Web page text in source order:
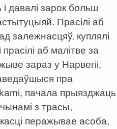
давалі зарок больш
Прасілі аб
залежнасцяў, куплялі
аб малітве за
зараз у Нарвегіі,
пра
пачала
з трасы,
перажывае асоба,